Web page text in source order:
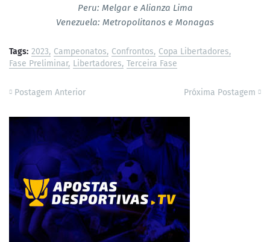
Peru: Melgar e Alianza Lima
Venezuela: Metropolitanos e Monagas
Tags: 2023 Campeonatos Confrontos Copa Libertadores
Fase Preliminar Libertadores Terceira Fase
Postagem Anterior Próxima Postagem